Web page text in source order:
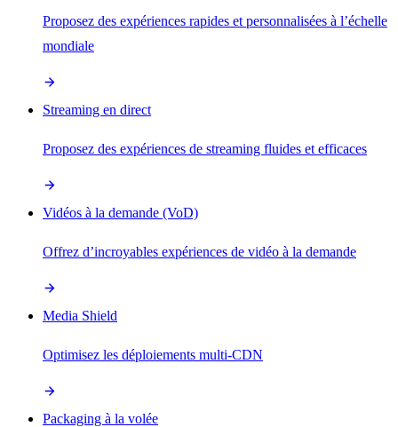
Proposez des expériences rapides et personnalisées à l’échelle
mondiale
Streaming en direct
Proposez des expériences de streaming fluides et efficaces
Vidéos à la demande (VoD)
Offrez d’incroyables expériences de vidéo à la demande
Media Shield
Optimisez les déploiements multi-CDN
Packaging à la volée